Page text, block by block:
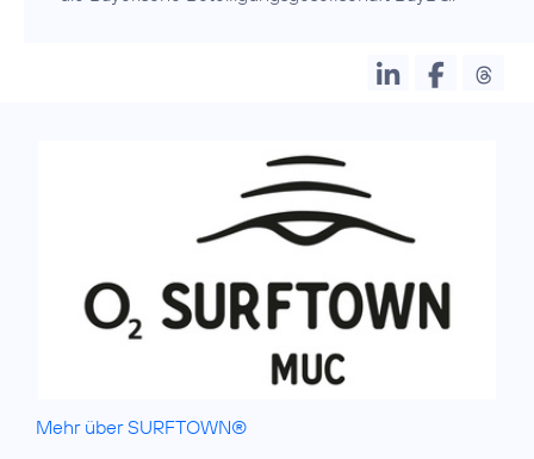
Mehr über SURFTOWN®